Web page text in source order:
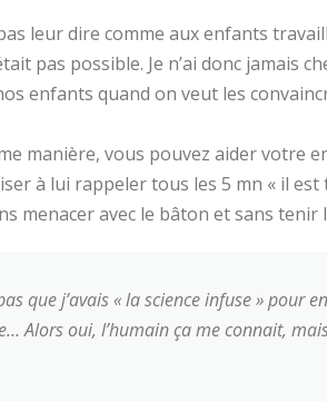
leur dire comme aux enfants
pas possible. Je n’ai donc jamais
enfants quand on veut les
manière, vous pouvez aider votre
à lui rappeler tous les 5 mn « il
menacer avec le bâton et sans
que j’avais « la science infuse » pour
Alors oui, l’humain ça me connait,